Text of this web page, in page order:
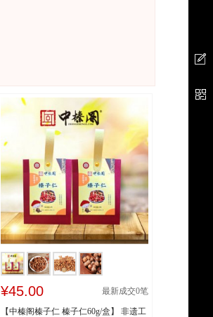
¥45.00 最新成交0笔
【中榛阁榛子仁 榛子仁60g/盒】 非遗工